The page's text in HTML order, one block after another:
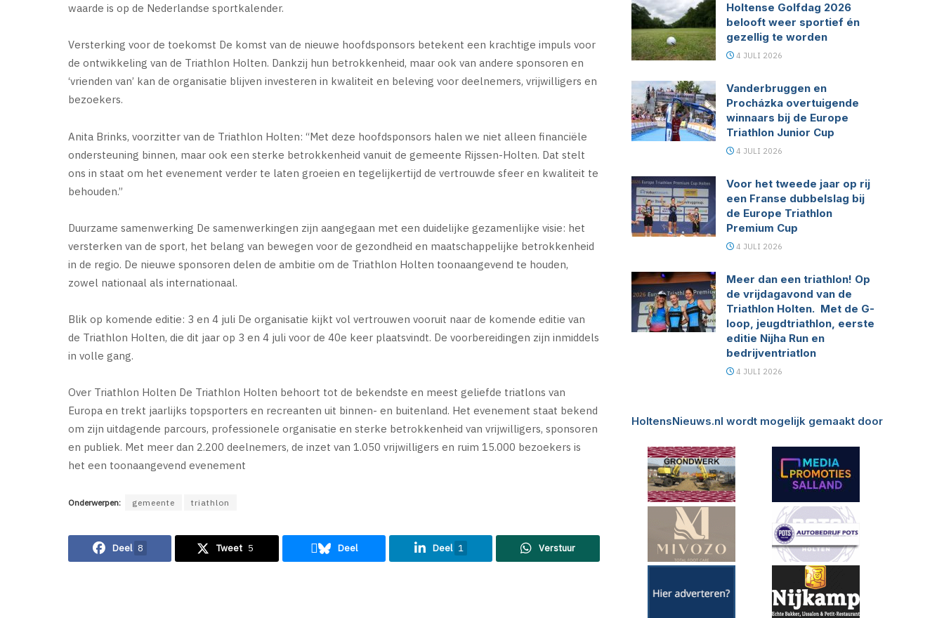
waarde is op de Nederlandse sportkalender.
Versterking voor de toekomst De komst van de nieuwe hoofdsponsors betekent een krachtige impuls voor
de ontwikkeling van de Triathlon Holten. Dankzij hun betrokkenheid, maar ook van andere sponsoren en
‘vrienden van’ kan de organisatie blijven investeren in kwaliteit en beleving voor deelnemers, vrijwilligers en
bezoekers.
Anita Brinks, voorzitter van de Triathlon Holten: “Met deze hoofdsponsors halen we niet alleen financiële
ondersteuning binnen, maar ook een sterke betrokkenheid vanuit de gemeente Rijssen-Holten. Dat stelt
ons in staat om het evenement verder te laten groeien en tegelijkertijd de vertrouwde sfeer en kwaliteit te
behouden.”
Duurzame samenwerking De samenwerkingen zijn aangegaan met een duidelijke gezamenlijke visie: het
versterken van de sport, het belang van bewegen voor de gezondheid en maatschappelijke betrokkenheid
in de regio. De nieuwe sponsoren delen de ambitie om de Triathlon Holten toonaangevend te houden,
zowel nationaal als internationaal.
Blik op komende editie: 3 en 4 juli De organisatie kijkt vol vertrouwen vooruit naar de komende editie van
de Triathlon Holten, die dit jaar op 3 en 4 juli voor de 40e keer plaatsvindt. De voorbereidingen zijn inmiddels
in volle gang.
Over Triathlon Holten De Triathlon Holten behoort tot de bekendste en meest geliefde triatlons van
Europa en trekt jaarlijks topsporters en recreanten uit binnen- en buitenland. Het evenement staat bekend
om zijn uitdagende parcours, professionele organisatie en sterke betrokkenheid van vrijwilligers, sponsoren
en publiek. Met meer dan 2.200 deelnemers, de inzet van 1.050 vrijwilligers en ruim 15.000 bezoekers is
het een toonaangevend evenement
Onderwerpen: gemeente triathlon
Deel 8 Tweet 5 Deel Deel 1 Verstuur
Holtense Golfdag 2026
belooft weer sportief én
gezellig te worden
4 JULI 2026
Vanderbruggen en
Procházka overtuigende
winnaars bij de Europe
Triathlon Junior Cup
4 JULI 2026
Voor het tweede jaar op rij
een Franse dubbelslag bij
de Europe Triathlon
Premium Cup
4 JULI 2026
Meer dan een triathlon! Op
de vrijdagavond van de
Triathlon Holten. Met de G-
loop, jeugdtriathlon, eerste
editie Nijha Run en
bedrijventriatlon
4 JULI 2026
HoltensNieuws.nl wordt mogelijk gemaakt door